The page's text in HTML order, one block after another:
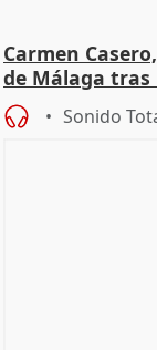
Carmen
de Málaga tras
Sonido